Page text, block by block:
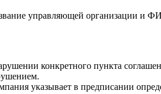
управляющей организации и
конкретного пункта
указывает в предписании